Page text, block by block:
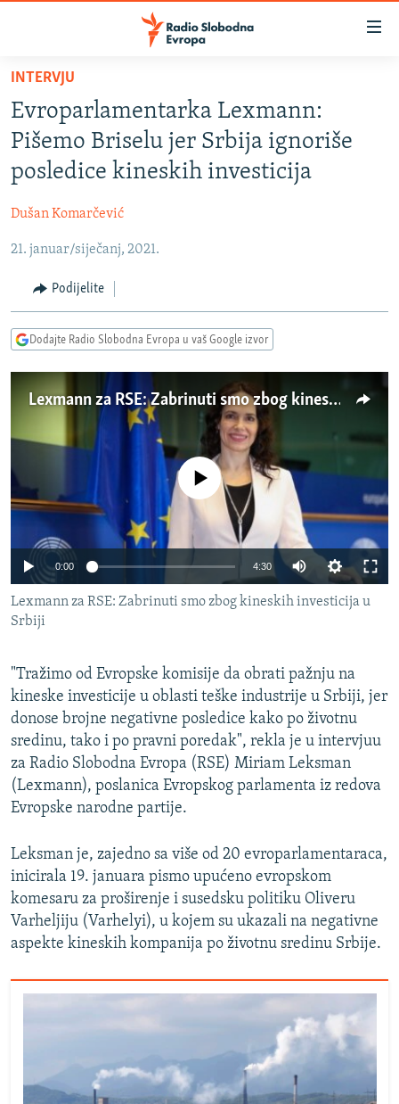
Pređite
glavni
sadržaj
Pređite
na
glavnu
Pređite
pretragu
BOSNA I HERCEGOVINA
SRBIJA
CRNA GORA
VIZUELNO
VIDEO
INFOGRAFIKE
PODCASTI
KINA NA BALKANU
RSE PRIČE IZ SVIJETA
DNEVNO@RSE
SPECIJALI RSE
VIŠE OD NASLOVA
GENOCID U SREBRENICI
POPLAVE I KLIZIŠTA U BIH 2024.
TV LIBERTY
MOJA EVROPA
TRI DECENIJE OD RATA U BIH
SVE KARTE DEJTONA
NASTANAK I RASPAD JUGOSLAVIJE
PRATITE NAS
Sve RFE/RL stranice
INTERVJU
Evroparlamentarka Lexmann:
Pišemo Briselu jer Srbija ignoriše
posledice kineskih investicija
Dušan Komarčević
21. januar/siječanj, 2021.
Podijelite
Dodajte Radio Slobodna Evropa u vaš Google izvor
Lexmann za RSE: Zabrinuti smo zbog kineskih investicija u Srbiji
Auto 240p 360p 480p
720p 1080p
No media source currently available
0:00 4:30 Auto
1080p
Lexmann za RSE: Zabrinuti smo zbog kineskih investicija u
Srbiji
"Tražimo od Evropske komisije da obrati pažnju na
kineske investicije u oblasti teške industrije u Srbiji, jer
donose brojne negativne posledice kako po životnu
sredinu, tako i po pravni poredak", rekla je u intervjuu
za Radio Slobodna Evropa (RSE) Miriam Leksman
(Lexmann), poslanica Evropskog parlamenta iz redova
Evropske narodne partije.
Leksman je, zajedno sa više od 20 evroparlamentaraca,
inicirala 19. januara pismo upućeno evropskom
komesaru za proširenje i susedsku politiku Oliveru
Varheljiju (Varhelyi), u kojem su ukazali na negativne
aspekte kineskih kompanija po životnu sredinu Srbije.